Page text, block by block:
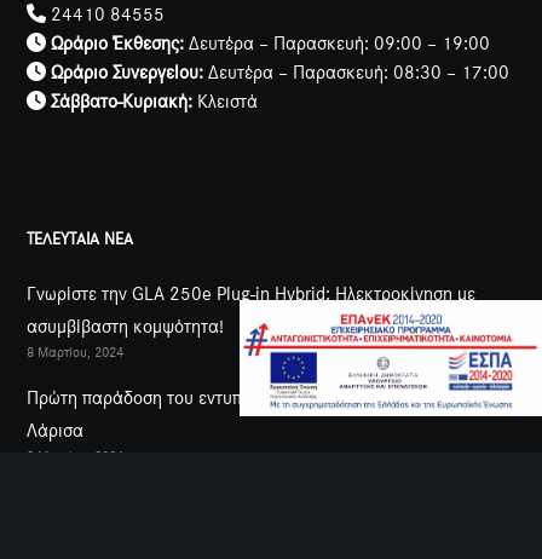
24410 84555
Ωράριο Έκθεσης: Δευτέρα – Παρασκευή: 09:00 – 19:00
Ωράριο Συνεργείου: Δευτέρα – Παρασκευή: 08:30 – 17:00
Σάββατο-Κυριακή: Κλειστά
ΤΕΛΕΥΤΑΙΑ ΝΕΑ
Γνωρίστε την GLA 250e Plug-in Hybrid: Ηλεκτροκίνηση με
ασυμβίβαστη κομψότητα!
8 Μαρτίου, 2024
Πρώτη παράδοση του εντυπωσιακού A45s 4Matic+ στη
Λάρισα
2 Μαρτίου, 2024